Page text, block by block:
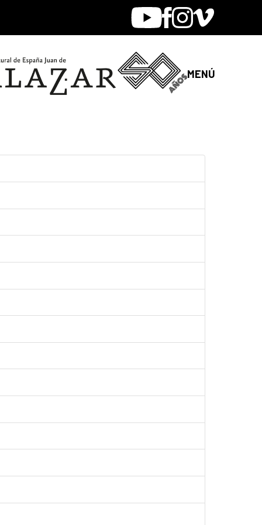
YoutubeFacebook
Instagram
Vimeo
MENÚ